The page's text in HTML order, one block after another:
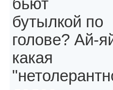
бьют
бутылкой по
голове? Ай-
какая